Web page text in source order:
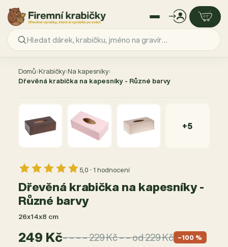
obsah
Domů›Krabičky›Na kapesníky›
Dřevěná krabička na kapesníky - Různé barvy
+5
5,0 · 1 hodnocení
Dřevěná krabička na kapesníky -
Různé barvy
26x14x8 cm
249 Kč– – – – 229 Kč – – od 229 Kč −100 %